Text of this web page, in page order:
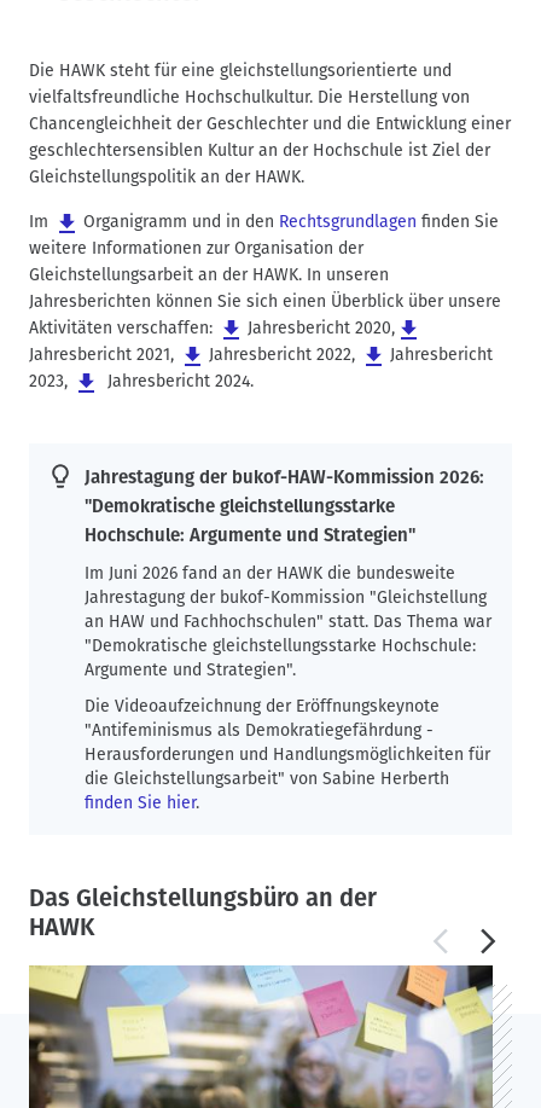
Die HAWK steht für eine gleichstellungsorientierte und
vielfaltsfreundliche Hochschulkultur. Die Herstellung von
Chancengleichheit der Geschlechter und die Entwicklung einer
geschlechtersensiblen Kultur an der Hochschule ist Ziel der
Gleichstellungspolitik an der HAWK.
Im Organigramm und in den Rechtsgrundlagen finden Sie
weitere Informationen zur Organisation der
Gleichstellungsarbeit an der HAWK. In unseren
Jahresberichten können Sie sich einen Überblick über unsere
Aktivitäten verschaffen:
Jahresbericht 2020,
Jahresbericht 2021, Jahresbericht 2022,
Jahresbericht
2023, Jahresbericht 2024.
Jahrestagung der bukof-HAW-Kommission 2026:
"Demokratische gleichstellungsstarke
Hochschule: Argumente und Strategien"
Im Juni 2026 fand an der HAWK die bundesweite
Jahrestagung der bukof-Kommission "Gleichstellung
an HAW und Fachhochschulen" statt. Das Thema war
"Demokratische gleichstellungsstarke Hochschule:
Argumente und Strategien".
Die Videoaufzeichnung der Eröffnungskeynote
"Antifeminismus als Demokratiegefährdung -
Herausforderungen und Handlungsmöglichkeiten für
die Gleichstellungsarbeit" von Sabine Herberth
finden Sie hier.
Das Gleichstellungsbüro an der
HAWK